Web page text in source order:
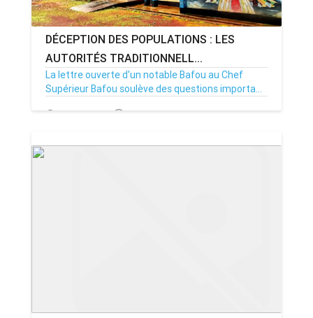
DÉCEPTION DES POPULATIONS : LES
AUTORITÉS TRADITIONNELL...
La lettre ouverte d'un notable Bafou au Chef
Supérieur Bafou soulève des questions importa...
15/08/25 Par MenouActu 0